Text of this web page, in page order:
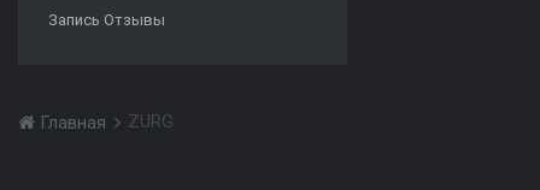
Запись Отзывы
Главная ZURG